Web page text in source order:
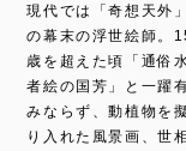
現代では「奇想天外
の幕末の浮世絵師。
歳を超えた頃「通俗
者絵の国芳」と一躍
みならず、動植物を
り入れた風景画、世